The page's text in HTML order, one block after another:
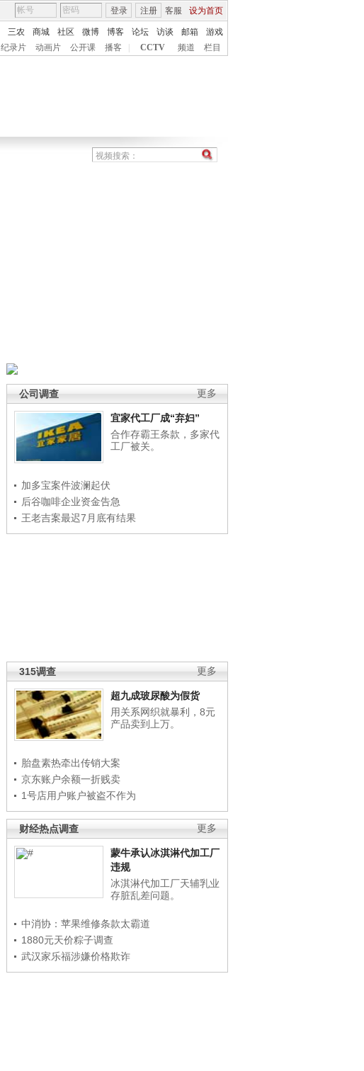
客服 设为首页
登录 注册
三农 商城 社区 微博 博客 论坛 访谈 邮箱
游戏
纪录片 动画片 公开课 播客 CCTV 频道 栏目
更多
公司调查
宜家代工厂成“弃妇”
合作存霸王条款，多家代
工厂被关。
加多宝案件波澜起伏
后谷咖啡企业资金告急
王老吉案最迟7月底有结果
更多
315调查
超九成玻尿酸为假货
用关系网织就暴利，8元
产品卖到上万。
胎盘素热牵出传销大案
京东账户余额一折贱卖
1号店用户账户被盗不作为
更多
财经热点调查
蒙牛承认冰淇淋代加工厂
违规
冰淇淋代加工厂天辅乳业
存脏乱差问题。
中消协：苹果维修条款太霸道
1880元天价粽子调查
武汉家乐福涉嫌价格欺诈